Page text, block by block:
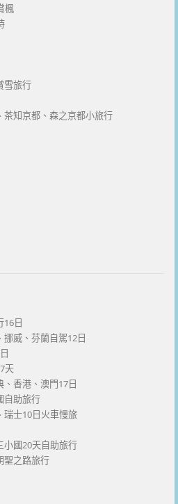
楓
雪旅行
茶知京都、森之京都小旅行
16日
挪威、芬蘭自駕12日
天
、香港、澳門17日
自助旅行
瑞士10日火車慢旅
小國20天自助旅行
聖之路旅行